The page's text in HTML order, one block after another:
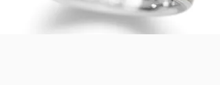
売上の一部をアファンの森の活動資金と
して寄付することは、